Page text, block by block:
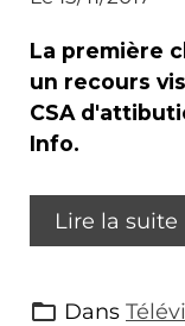
La première
un recours
CSA
Info.
Lire la suite
Dans